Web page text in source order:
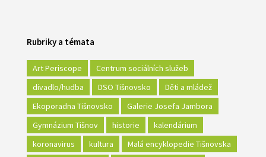
Rubriky a témata
Art Periscope
Centrum sociálních služeb
divadlo/hudba
DSO Tišnovsko
Děti a mládež
Ekoporadna Tišnovsko
Galerie Josefa Jambora
Gymnázium Tišnov
historie
kalendárium
koronavirus
kultura
Malá encyklopedie Tišnovska